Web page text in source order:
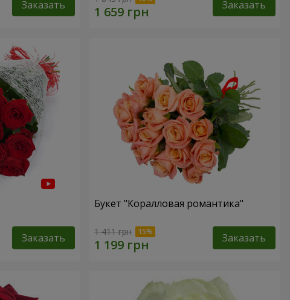
Заказать Заказать
Заказать
Букет "Коралловая романтика"
1 411 грн Заказать